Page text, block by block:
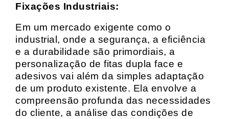
Fixações Industriais:
Em um mercado exigente como o
industrial, onde a segurança, a eficiência
e a durabilidade são primordiais, a
personalização de fitas dupla face e
adesivos vai além da simples adaptação
de um produto existente. Ela envolve a
compreensão profunda das necessidades
do cliente, a análise das condições de